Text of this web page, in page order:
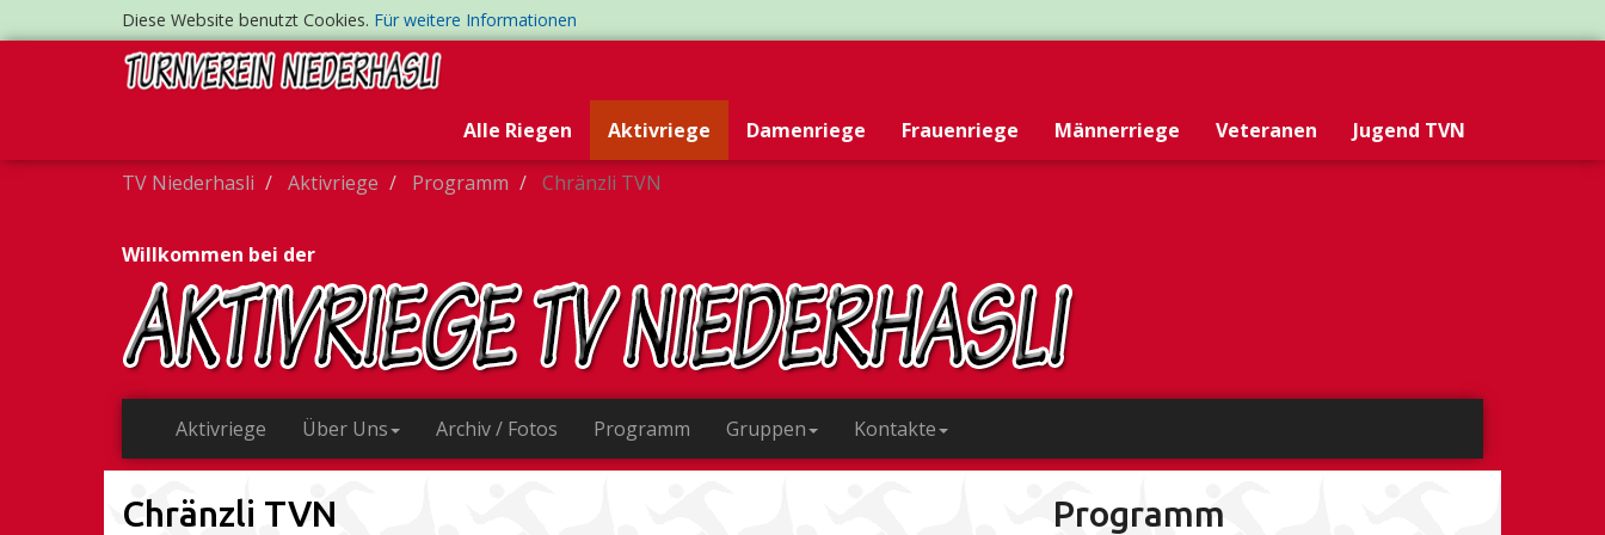
Diese Website benutzt Cookies. Für weitere Informationen
Alle Riegen Aktivriege Damenriege Frauenriege Männerriege Veteranen
Jugend TVN
TV Niederhasli
Aktivriege Programm Chränzli TVN
Willkommen bei der
Aktivriege Über Uns Archiv / Fotos Programm Gruppen Kontakte
Chränzli TVN Programm